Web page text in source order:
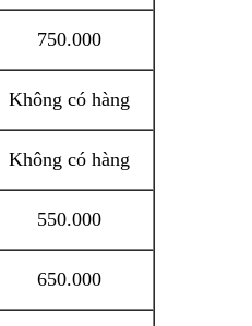
750.000
Không có hàng
Không có hàng
550.000
650.000